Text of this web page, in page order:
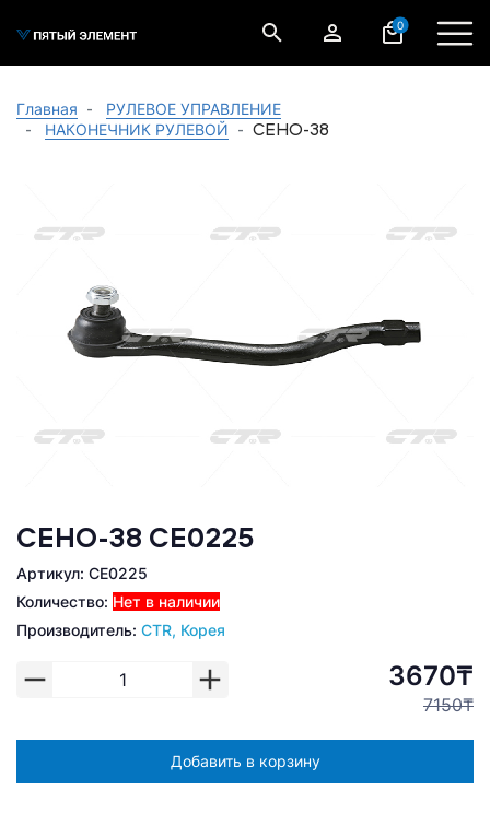
0
Главная
РУЛЕВОЕ УПРАВЛЕНИЕ
НАКОНЕЧНИК РУЛЕВОЙ
CEHO-38
CEHO-38 CE0225
Артикул: CE0225
Количество: Нет в наличии
Производитель: CTR, Корея
3670₸
7150₸
Добавить в корзину